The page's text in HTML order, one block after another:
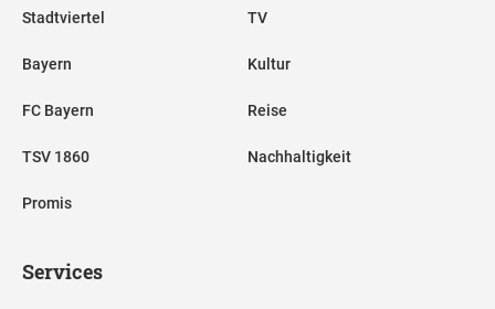
Stadtviertel
Bayern
FC Bayern
TSV 1860
Promis
TV
Kultur
Reise
Nachhaltigkeit
Services